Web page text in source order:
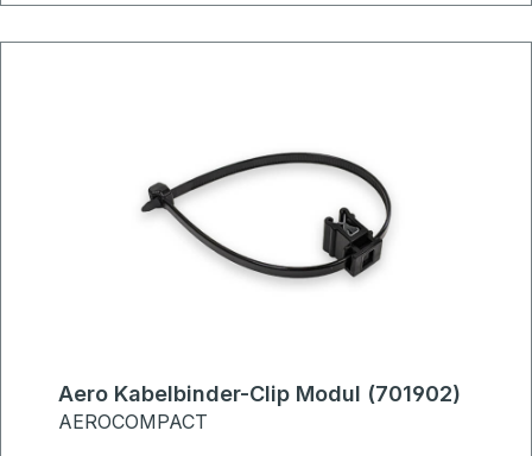
Aero Kabelbinder-Clip Modul (701902)
AEROCOMPACT